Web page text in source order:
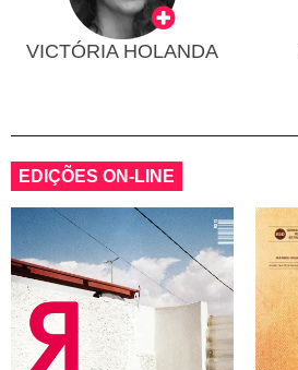
VICTÓRIA HOLANDA
EDIÇÕES ON-LINE